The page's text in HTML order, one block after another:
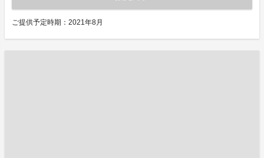
ご提供予定時期：2021年8月